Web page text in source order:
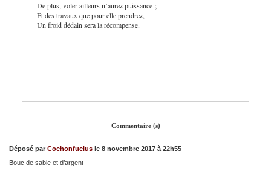
De plus, voler ailleurs n’aurez puissance ;
Et des travaux que pour elle prendrez,
Un froid dédain sera la récompense.
Commentaire (s)
Déposé par Cochonfucius le 8 novembre 2017 à 22h55
Bouc de sable et d’argent
-----------------------------